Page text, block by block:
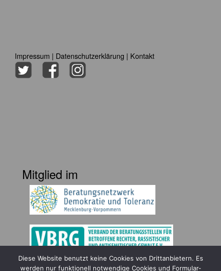
Impressum | Datenschutzerklärung | Kontakt
Mitglied im
Diese Website benutzt keine Cookies von Drittanbietern. Es
werden nur funktionell notwendige Cookies und Formular-